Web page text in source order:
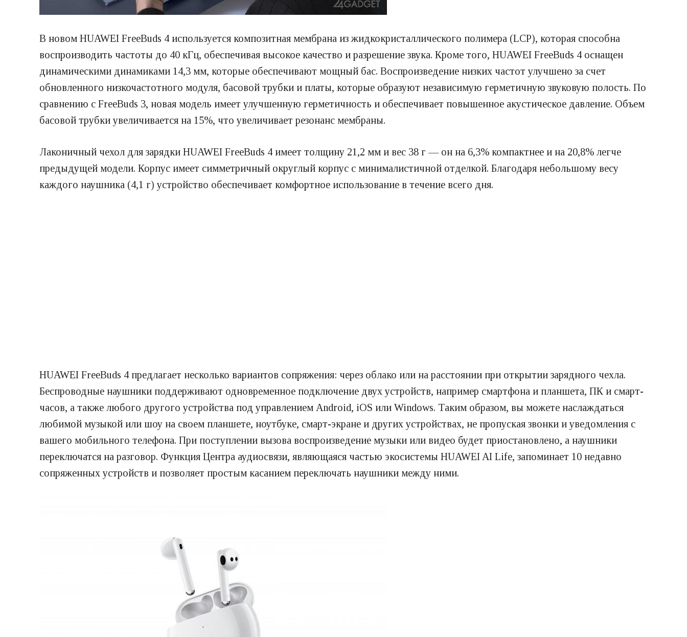
В новом HUAWEI FreeBuds 4 используется композитная мембрана из жидкокристаллического полимера (LCP), которая способна
воспроизводить частоты до 40 кГц, обеспечивая высокое качество и разрешение звука. Кроме того, HUAWEI FreeBuds 4 оснащен
динамическими динамиками 14,3 мм, которые обеспечивают мощный бас. Воспроизведение низких частот улучшено за счет
обновленного низкочастотного модуля, басовой трубки и платы, которые образуют независимую герметичную звуковую полость. По
сравнению с FreeBuds 3, новая модель имеет улучшенную герметичность и обеспечивает повышенное акустическое давление. Объем
басовой трубки увеличивается на 15%, что увеличивает резонанс мембраны.
Лаконичный чехол для зарядки HUAWEI FreeBuds 4 имеет толщину 21,2 мм и вес 38 г — он на 6,3% компактнее и на 20,8% легче
предыдущей модели. Корпус имеет симметричный округлый корпус с минималистичной отделкой. Благодаря небольшому весу
каждого наушника (4,1 г) устройство обеспечивает комфортное использование в течение всего дня.
HUAWEI FreeBuds 4 предлагает несколько вариантов сопряжения: через облако или на расстоянии при открытии зарядного чехла.
Беспроводные наушники поддерживают одновременное подключение двух устройств, например смартфона и планшета, ПК и смарт-
часов, а также любого другого устройства под управлением Android, iOS или Windows. Таким образом, вы можете наслаждаться
любимой музыкой или шоу на своем планшете, ноутбуке, смарт-экране и других устройствах, не пропуская звонки и уведомления с
вашего мобильного телефона. При поступлении вызова воспроизведение музыки или видео будет приостановлено, а наушники
переключатся на разговор. Функция Центра аудиосвязи, являющаяся частью экосистемы HUAWEI AI Life, запоминает 10 недавно
сопряженных устройств и позволяет простым касанием переключать наушники между ними.